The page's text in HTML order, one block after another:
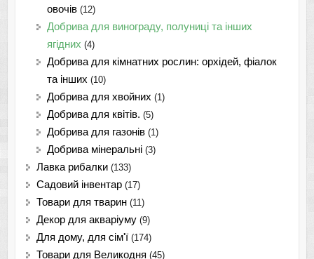
овочів (12)
Добрива для винограду, полуниці та інших
ягідних (4)
Добрива для кімнатних рослин: орхідей, фіалок
та інших (10)
Добрива для хвойних (1)
Добрива для квітів. (5)
Добрива для газонів (1)
Добрива мінеральні (3)
Лавка рибалки (133)
Садовий інвентар (17)
Товари для тварин (11)
Декор для акваріуму (9)
Для дому, для сім'ї (174)
Товари для Великодня (45)